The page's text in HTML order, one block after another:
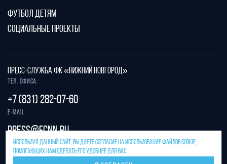
ФУТБОЛ ДЕТЯМ
СОЦИАЛЬНЫЕ ПРОЕКТЫ
Защита от спама reCAPTCHA.
Конфиденциальностьиусловия использования
ПРЕСС-СЛУЖБА ФК «НИЖНИЙ НОВГОРОД»
Тел. офиса:
+7 (831) 282-07-60
E-mail:
press@fcnn.ru
ИСПОЛЬЗУЯ ДАННЫЙ САЙТ, ВЫ ДАЕТЕ СОГЛАСИЕ НА ИСПОЛЬЗОВАНИЕФАЙЛОВ COOKIE,
ПОМОГАЮЩИХ НАМ СДЕЛАТЬ ЕГО УДОБНЕЕ ДЛЯ ВАС.